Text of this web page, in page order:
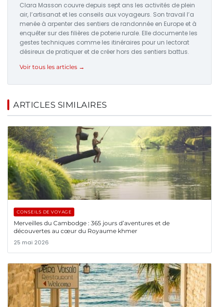
Clara Masson couvre depuis sept ans les activités de plein
air, l’artisanat et les conseils aux voyageurs. Son travail l’a
menée à arpenter des sentiers de randonnée en Europe et à
enquêter sur des filières de poterie rurale. Elle documente les
gestes techniques comme les itinéraires pour un lectorat
désireux de pratiquer et de créer hors des sentiers battus.
Voir tous les articles →
ARTICLES SIMILAIRES
CONSEILS DE VOYAGE
Merveilles du Cambodge : 365 jours d’aventures et de
découvertes au cœur du Royaume khmer
25 mai 2026